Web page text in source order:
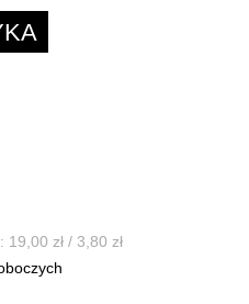
zł / 3,80 zł